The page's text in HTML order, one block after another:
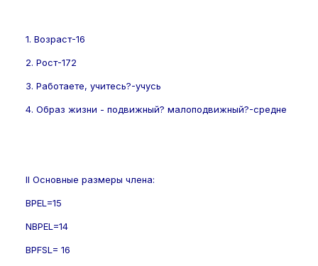
1. Возраст-16
2. Рост-172
3. Работаете, учитесь?-учусь
4. Образ жизни - подвижный? малоподвижный?-средне
II Основные размеры члена:
BPEL=15
NBPEL=14
BPFSL= 16